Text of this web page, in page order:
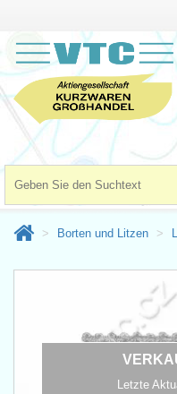
Borten und Litzen
Letzte